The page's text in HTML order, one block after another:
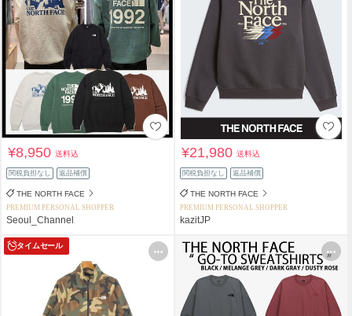
¥8,950送料込
関税負担なし 返品補償
THE NORTH FACE
PREMIUM PERSONAL SHOPPER
Seoul_Channel
¥21,980送料込
関税負担なし 返品補償
THE NORTH FACE
PREMIUM PERSONAL SHOPPER
kazitJP
タイムセール